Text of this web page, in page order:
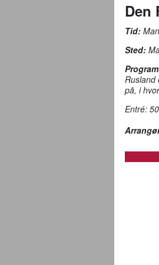
Den
Tid:
Sted:
Rusland
på, i
Entré: